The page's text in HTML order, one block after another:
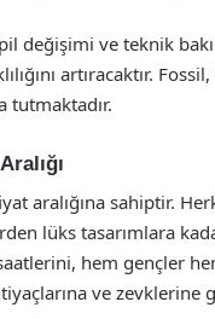
değişimi ve teknik
artıracaktır.
tutmaktadır.
aralığına sahiptir.
lüks tasarımlara
hem gençler
ve zevklerine